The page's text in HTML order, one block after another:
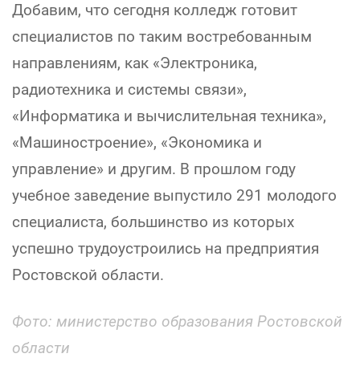
Добавим, что сегодня колледж готовит
специалистов по таким востребованным
направлениям, как «Электроника,
радиотехника и системы связи»,
«Информатика и вычислительная техника»,
«Машиностроение», «Экономика и
управление» и другим. В прошлом году
учебное заведение выпустило 291 молодого
специалиста, большинство из которых
успешно трудоустроились на предприятия
Ростовской области.
Фото: министерство образования Ростовской
области